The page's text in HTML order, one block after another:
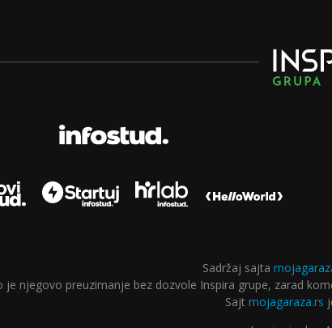
Sadržaj sajta
je njegovo preuzimanje bez dozvole Inspira grupe, zarad
Sajt mojagaraza.rs